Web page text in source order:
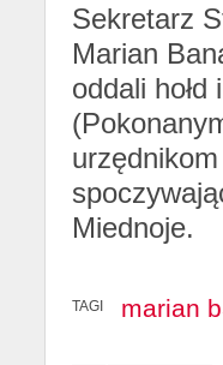
Sekretarz
Marian
oddali
Miednoje.
TAGI marian